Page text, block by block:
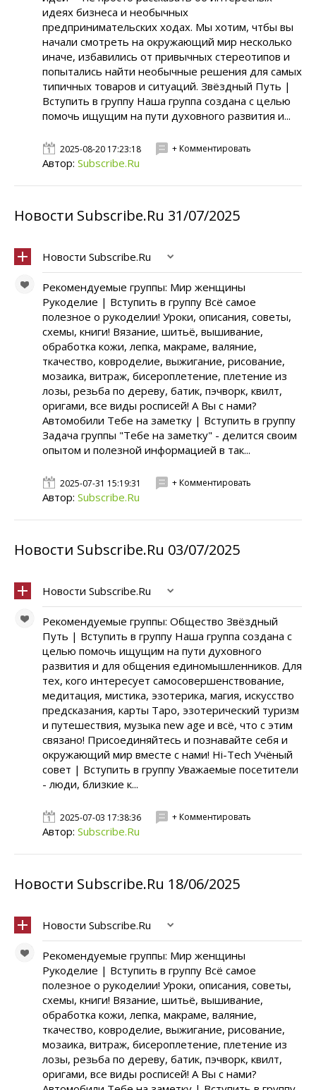
идеях бизнеса и необычных
предпринимательских ходах. Мы хотим, чтбы вы
начали смотреть на окружающий мир несколько
иначе, избавились от привычных стереотипов и
попытались найти необычные решения для самых
типичных товаров и ситуаций. Звёздный Путь |
Вступить в группу Наша группа создана с целью
помочь ищущим на пути духовного развития и...
2025-08-20 17:23:18 + Комментировать
Автор: Subscribe.Ru
Новости Subscribe.Ru 31/07/2025
Новости Subscribe.Ru
Рекомендуемые группы: Мир женщины
Рукоделие | Вступить в группу Всё самое
полезное о рукоделии! Уроки, описания, советы,
схемы, книги! Вязание, шитьё, вышивание,
обработка кожи, лепка, макраме, валяние,
ткачество, ковроделие, выжигание, рисование,
мозаика, витраж, бисероплетение, плетение из
лозы, резьба по дереву, батик, пэчворк, квилт,
оригами, все виды росписей! А Вы с нами?
Автомобили Тебе на заметку | Вступить в группу
Задача группы "Тебе на заметку" - делится своим
опытом и полезной информацией в так...
2025-07-31 15:19:31 + Комментировать
Автор: Subscribe.Ru
Новости Subscribe.Ru 03/07/2025
Новости Subscribe.Ru
Рекомендуемые группы: Общество Звёздный
Путь | Вступить в группу Наша группа создана с
целью помочь ищущим на пути духовного
развития и для общения единомышленников. Для
тех, кого интересует самосовершенствование,
медитация, мистика, эзотерика, магия, искусство
предсказания, карты Таро, эзотерический туризм
и путешествия, музыка new age и всё, что с этим
связано! Присоединяйтесь и познавайте себя и
окружающий мир вместе с нами! Hi-Tech Учёный
совет | Вступить в группу Уважаемые посетители
- люди, близкие к...
2025-07-03 17:38:36 + Комментировать
Автор: Subscribe.Ru
Новости Subscribe.Ru 18/06/2025
Новости Subscribe.Ru
Рекомендуемые группы: Мир женщины
Рукоделие | Вступить в группу Всё самое
полезное о рукоделии! Уроки, описания, советы,
схемы, книги! Вязание, шитьё, вышивание,
обработка кожи, лепка, макраме, валяние,
ткачество, ковроделие, выжигание, рисование,
мозаика, витраж, бисероплетение, плетение из
лозы, резьба по дереву, батик, пэчворк, квилт,
оригами, все виды росписей! А Вы с нами?